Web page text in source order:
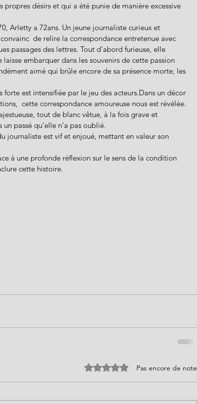
désirs et qui a été punie de manière excessive
Arletty a 72ans. Un jeune journaliste curieux et
de relire la correspondance entretenue avec
passages des lettres. Tout d’abord furieuse, elle
embarquer dans les souvenirs de cette passion
aimé qui brûle encore de sa présence morte, les
est intensifiée par le jeu des acteurs.Dans un décor
cette correspondance amoureuse nous est révélée.
tout de blanc vêtue, à la fois grave et
passé qu’elle n’a pas oublié.
journaliste est vif et enjoué, mettant en valeur son
à une profonde réflexion sur le sens de la condition
cette histoire.
Noté 0 étoile sur 5.Pas encore de note